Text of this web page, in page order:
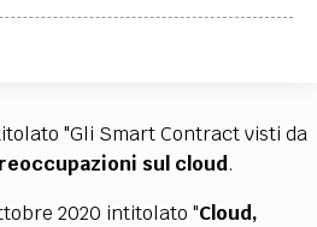
"Gli Smart Contract visti da
sul cloud.
2020 intitolato "Cloud,